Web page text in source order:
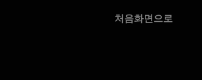
처음화면으로